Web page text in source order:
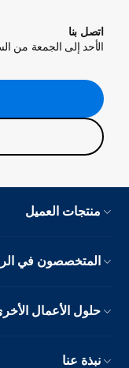
اتصل بنا
الأحد إلى الجمعة من الساعة 9 صباحاً حتى
منتجات العميل
المتخصصون في
حلول الأعمال الأخرى
نبذة عنا